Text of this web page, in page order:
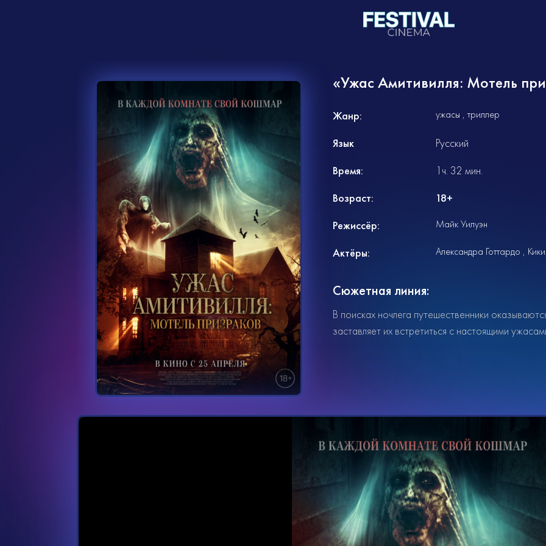
«Ужас Амитивилля: Мотель
Жанр: ужасы триллер
Язык
Русский
Время:
1ч. 32 мин.
Возраст:
18+
Режиссёр:
Майк Уилуэн
Актёры: Александра Готтардо
Сюжетная линия:
В поисках ночлега путешественники
заставляет их встретиться с настоящими